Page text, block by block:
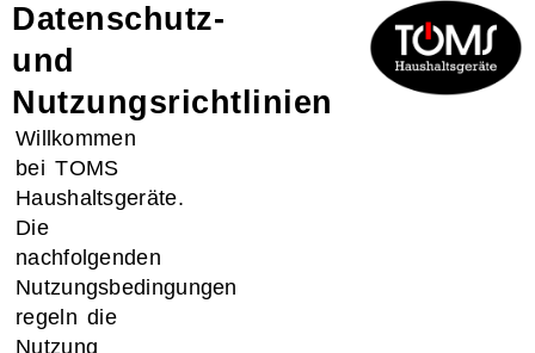
Datenschutz-
und
Nutzungsrichtlinien
Willkommen
bei TOMS
Haushaltsgeräte.
Die
nachfolgenden
Nutzungsbedingungen
regeln die
Nutzung